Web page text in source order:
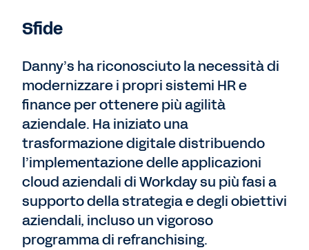
Sfide
Danny’s ha riconosciuto la necessità di
modernizzare i propri sistemi HR e
finance per ottenere più agilità
aziendale. Ha iniziato una
trasformazione digitale distribuendo
l’implementazione delle applicazioni
cloud aziendali di Workday su più fasi a
supporto della strategia e degli obiettivi
aziendali, incluso un vigoroso
programma di refranchising.